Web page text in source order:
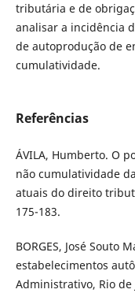
tributária e de
analisar a incidência
de autoprodução de
cumulatividade.
Referências
ÁVILA, Humberto. O
não cumulatividade
atuais do direito
175-183.
BORGES, José Souto
estabelecimentos
Administrativo, Rio de